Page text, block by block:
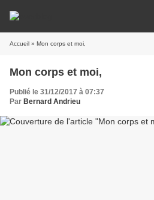
Accueil » Mon corps et moi,
Mon corps et moi,
Publié le 31/12/2017 à 07:37
Par Bernard Andrieu